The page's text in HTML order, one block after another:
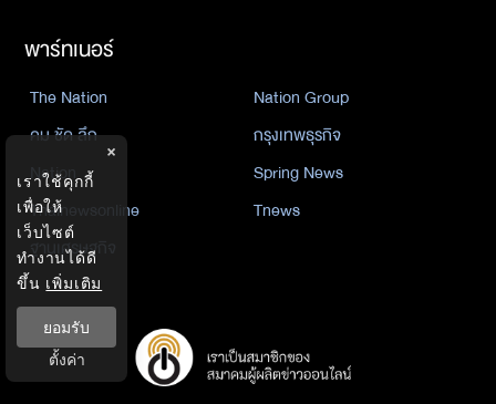
พาร์ทเนอร์
The Nation
Nation Group
คม ชัด ลึก
กรุงเทพธุรกิจ
Nation
Spring News
Thainewsonline
Tnews
ฐานเศรษฐกิจ
×
เราใช้คุกกี้
เพื่อให้
เว็บไซต์
ทำงานได้ดี
ขึ้น เพิ่มเติม
ยอมรับ
ตั้งค่า